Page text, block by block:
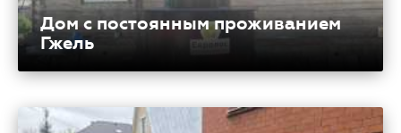
Дом с постоянным проживанием
Гжель